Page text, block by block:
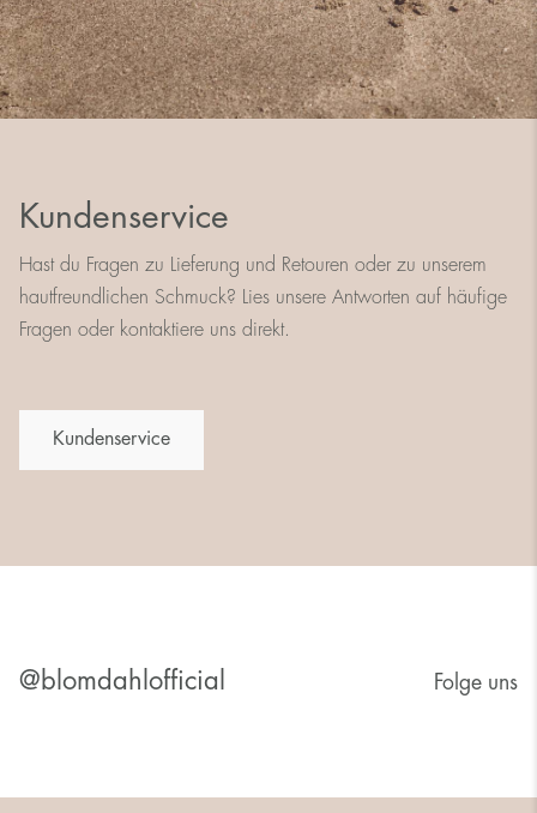
Kundenservice
Hast du Fragen zu Lieferung und Retouren oder zu unserem
hautfreundlichen Schmuck? Lies unsere Antworten auf häufige
Fragen oder kontaktiere uns direkt.
Kundenservice
@blomdahlofficial Folge uns